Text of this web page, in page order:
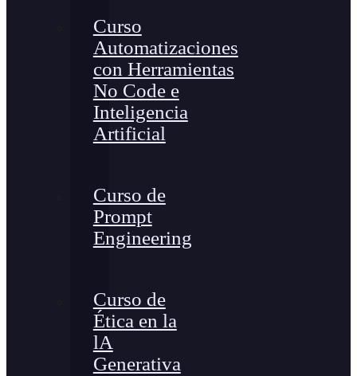
Curso
Automatizaciones
con Herramientas
No Code e
Inteligencia
Artificial
Curso de
Prompt
Engineering
Curso de
Ética en la
lA
Generativa